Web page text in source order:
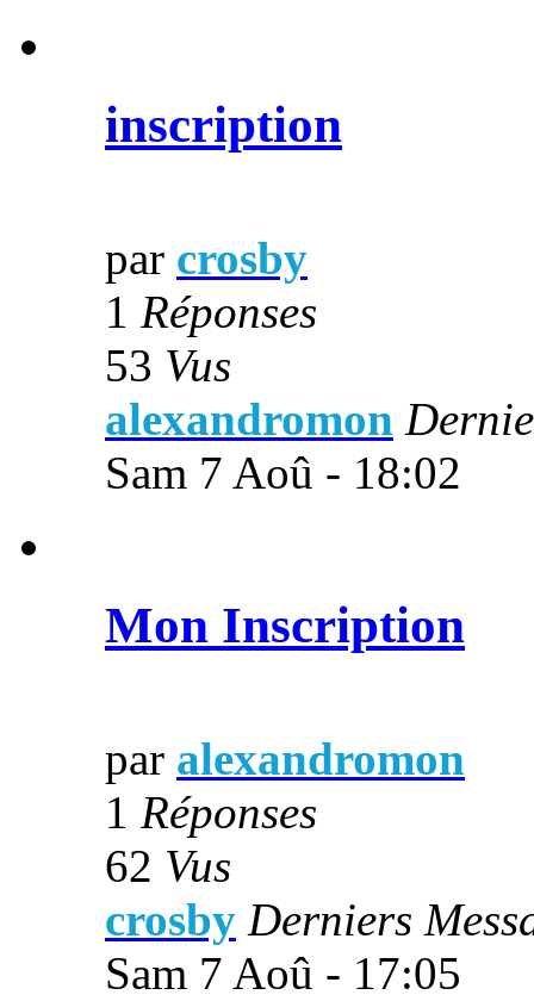
inscription
par crosby
1 Réponses
53 Vus
alexandromon
Sam 7 Aoû - 18:02
Mon Inscription
par alexandromon
1 Réponses
62 Vus
crosby Derniers
Sam 7 Aoû - 17:05